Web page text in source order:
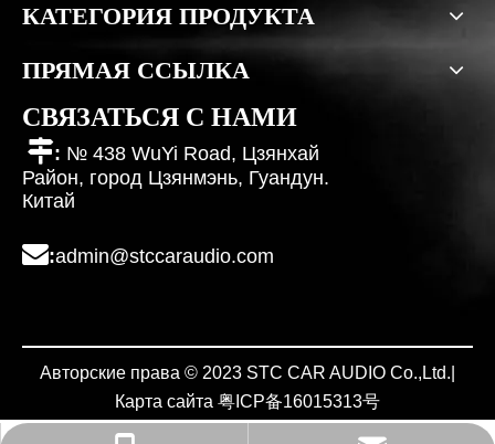
КАТЕГОРИЯ ПРОДУКТА
ПРЯМАЯ ССЫЛКА
СВЯЗАТЬСЯ С НАМИ
: № 438 WuYi Road, Цзянхай
Район, город Цзянмэнь, Гуандун.
Китай
:admin@stccaraudio.com
Авторские права © 2023 STC CAR AUDIO Co.,Ltd.|
Карта сайта 粤ICP备16015313号